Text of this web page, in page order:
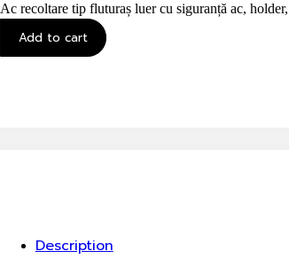
Ac recoltare tip fluturaș luer cu siguranță ac,
Add to cart
Description